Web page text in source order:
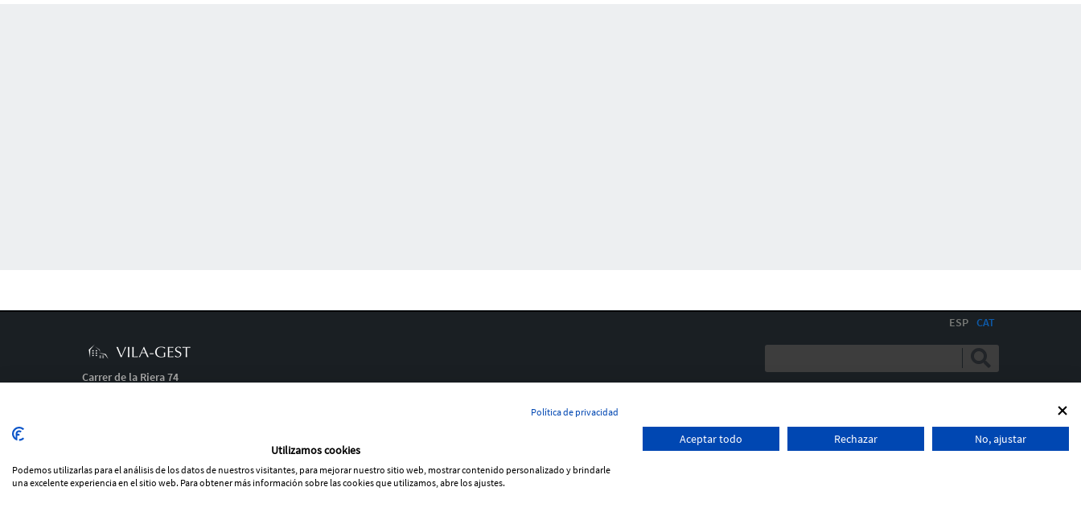
Carrer de la Riera 74
ESP CAT
Poitica de Cookies-Avís legal-Condicions d'ús
Política de privacidad
Utilizamos cookies
Podemos utilizarlas para el análisis de los datos de nuestros visitantes, para mejorar nuestro sitio web, mostrar contenido personalizado y brindarle
una excelente experiencia en el sitio web. Para obtener más información sobre las cookies que utilizamos, abre los ajustes.
Aceptar todo Rechazar No, ajustar